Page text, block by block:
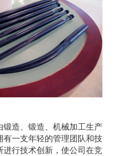
造、锻造、机械加工生产
一支年轻的管理团队和技
行技术创新，使公司在竞